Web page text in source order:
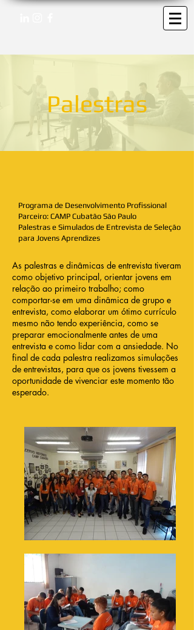
Palestras
Programa de Desenvolvimento Profissional
Parceiro: CAMP Cubatão São Paulo
Palestras e Simulados de Entrevista de Seleção
para Jovens Aprendizes
As palestras e dinâmicas de entrevista tiveram
como objetivo principal, orientar jovens em
relação ao primeiro trabalho; como
comportar-se em uma dinâmica de grupo e
entrevista, como elaborar um ótimo currículo
mesmo não tendo experiência, como se
preparar emocionalmente antes de uma
entrevista e como lidar com a ansiedade. No
final de cada palestra realizamos simulações
de entrevistas, para que os jovens tivessem a
oportunidade de vivenciar este momento tão
esperado.